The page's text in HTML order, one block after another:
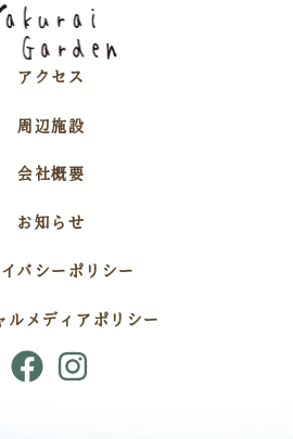
アクセス
周辺施設
会社概要
お知らせ
バシーポリシー
ルメディアポリシー